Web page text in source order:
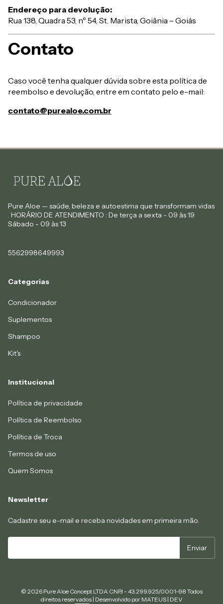
Endereço para devolução:
Rua 138, Quadra 53, nº 54, St. Marista, Goiânia – Goiás
Contato
Caso você tenha qualquer dúvida sobre esta política de
reembolso e devolução, entre em contato pelo e-mail:
contato@purealoe.com.br
Pure Aloe — saúde, beleza e autoestima que transformam vidas
. HORÁRIO DE ATENDIMENTO : De terça a sexta - 09 às 19
Sábado - 09 às 13
5562998649993
Categorias
Condicionador
Suplementos
Shampoo
Kit's
Institucional
Política de privacidade
Política de Reembolso
Política de Troca
Termos de uso
Quem Somos
Newsletter
Cadastre seu e-mail e receba novidades em primeira mão.
© 2026 Pure Aloe Concept LTDA CNPJ - 43.299.925/0001-98 Todos
direitos reservados | Desenvolvido por MATEUS | DEV